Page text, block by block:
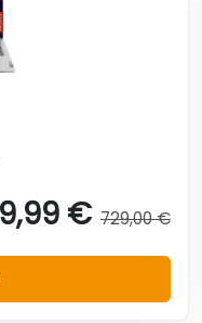
€ 729,00 €